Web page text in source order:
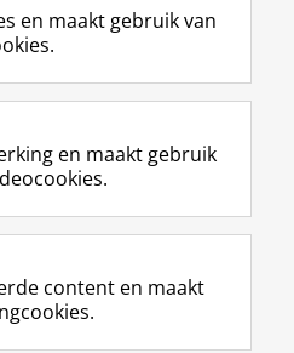
2022 08:40
F
a
e
b
o
p
a
L
i
k
e
I
-
p
R
S
-
f
e
R
I
n
t
r
m
Y
o
T
e
k
en maakt gebruik van
en maakt gebruik
content en maakt